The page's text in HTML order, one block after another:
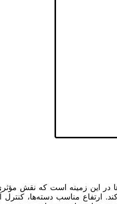
این زمینه است که نقش
کند. ارتفاع مناسب دسته‌ها،